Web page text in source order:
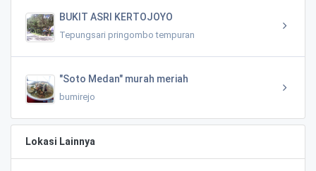
BUKIT ASRI KERTOJOYO
Tepungsari pringombo tempuran
"Soto Medan" murah meriah
bumirejo
Lokasi Lainnya